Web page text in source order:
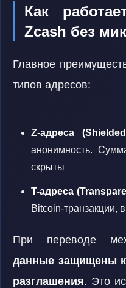
Как
Zcash без
Главное
типов адресов:
Z-адреса
анонимность.
скрыты
T-адреса
Bitcoin-транзакции,
При переводе
данные защищены
разглашения. Это